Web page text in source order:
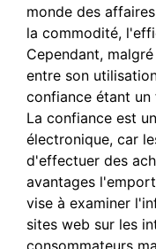
monde des
la commodité,
Cependant,
entre son
confiance étant
La confiance est
électronique, car
d'effectuer des
avantages
vise à examiner
sites web sur les
consommateurs